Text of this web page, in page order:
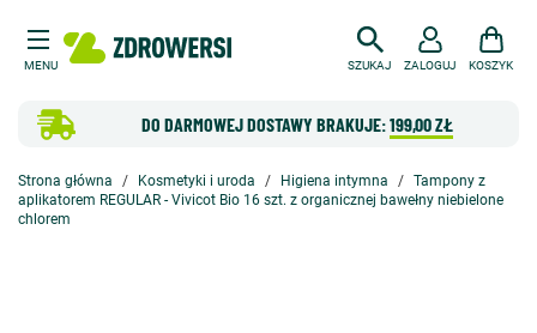
MENU SZUKAJ
DO DARMOWEJ DOSTAWY BRAKUJE:199,00 ZŁ
ZALOGUJ KOSZYK
Strona główna Kosmetyki i uroda Higiena intymna
Tampony z
aplikatorem REGULAR - Vivicot Bio 16 szt. z organicznej bawełny niebielone
chlorem